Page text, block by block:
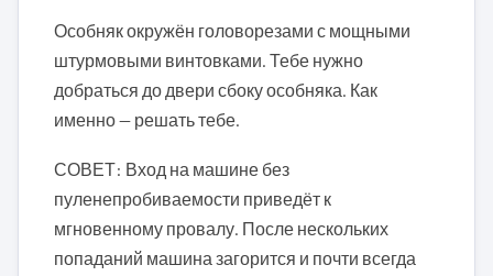
Особняк окружён головорезами с мощными
штурмовыми винтовками. Тебе нужно
добраться до двери сбоку особняка. Как
именно — решать тебе.
СОВЕТ: Вход на машине без
пуленепробиваемости приведёт к
мгновенному провалу. После нескольких
попаданий машина загорится и почти всегда